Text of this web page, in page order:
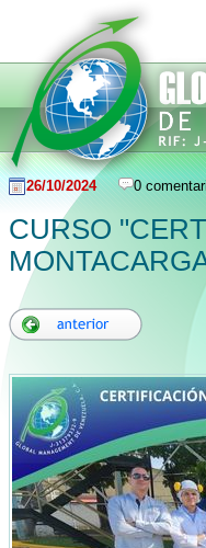
26/10/2024 0
CURSO